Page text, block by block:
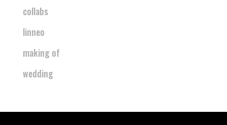
collabs
linneo
making of
wedding